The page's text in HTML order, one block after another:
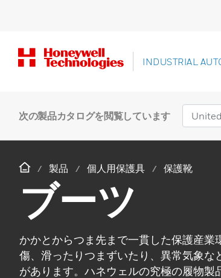
INDUSTRIAL
次の製品カタログを閲覧しています
製品 個人用保護具 保護靴
ブーツ
かかとからつま先まで一貫した保護産業
傷、滑ったりつまずいたり、異常気象な
があります。ハネウェルの究極の履物製